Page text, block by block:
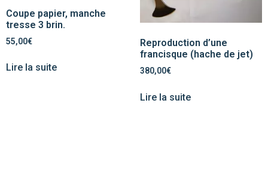
Coupe papier, manche
tresse 3 brin.
55,00€
Lire la suite
Reproduction d’une
francisque (hache de jet)
380,00€
Lire la suite